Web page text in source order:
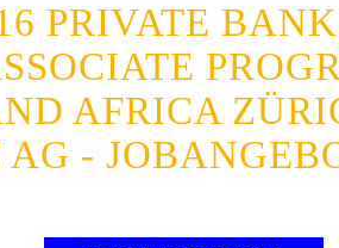
PRIVATE
AFRICA
AG -